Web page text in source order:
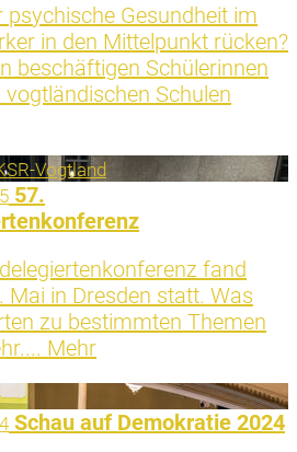
psychische Gesundheit im
in den Mittelpunkt rücken?
beschäftigen Schülerinnen
Schulen
Vogtland
57.
fand
Mai in Dresden statt. Was
zu bestimmten Themen
Mehr
Schau auf Demokratie 2024